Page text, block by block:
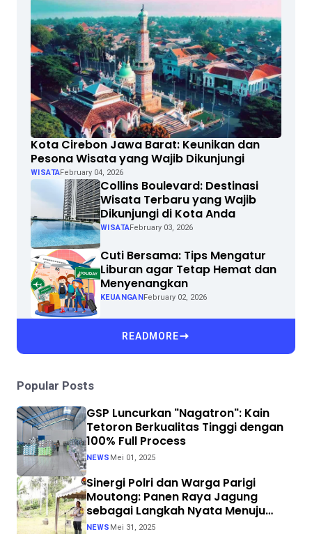
Kota Cirebon Jawa Barat: Keunikan dan
Pesona Wisata yang Wajib Dikunjungi
WISATAFebruary 04, 2026
Collins Boulevard: Destinasi
Wisata Terbaru yang Wajib
Dikunjungi di Kota Anda
WISATAFebruary 03, 2026
Cuti Bersama: Tips Mengatur
Liburan agar Tetap Hemat dan
Menyenangkan
KEUANGAN February 02, 2026
READMORE
Popular Posts
GSP Luncurkan "Nagatron": Kain
Tetoron Berkualitas Tinggi dengan
100% Full Process
NEWS Mei 01, 2025
Sinergi Polri dan Warga Parigi
Moutong: Panen Raya Jagung
sebagai Langkah Nyata Menuju
Swasembada Pangan
NEWS Mei 31, 2025